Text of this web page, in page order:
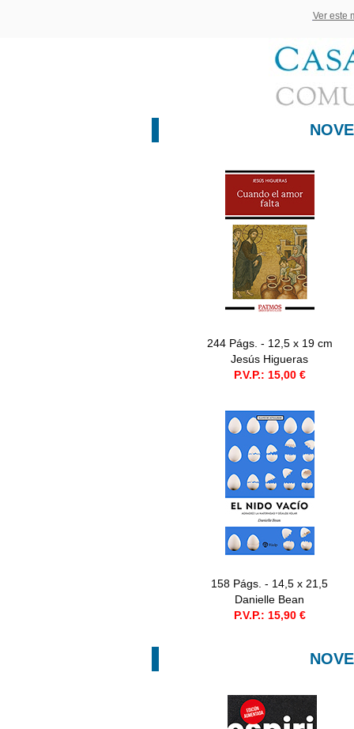
Ver este
244 Págs. - 12,5 x 19 cm
Jesús Higueras
P.V.P.: 15,00 €
158 Págs. - 14,5 x 21,5
Danielle Bean
P.V.P.: 15,90 €